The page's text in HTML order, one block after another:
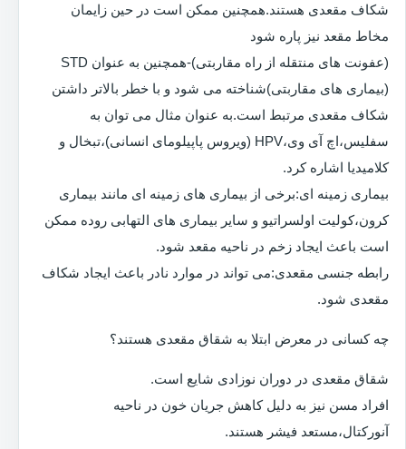
شکاف مقعدی هستند.همچنین ممکن است در حین زایمان
مخاط مقعد نیز پاره شود
(عفونت های منتقله از راه مقاربتی)-همچنین به عنوان STD
(بیماری های مقاربتی)شناخته می شود و با خطر بالاتر داشتن
شکاف مقعدی مرتبط است.به عنوان مثال می توان به
سفلیس،اچ آی وی،HPV (ویروس پاپیلومای انسانی)،تبخال و
کلامیدیا اشاره کرد.
بیماری زمینه ای:برخی از بیماری های زمینه ای مانند بیماری
کرون،کولیت اولسراتیو و سایر بیماری های التهابی روده ممکن
است باعث ایجاد زخم در ناحیه مقعد شود.
رابطه جنسی مقعدی:می تواند در موارد نادر باعث ایجاد شکاف
مقعدی شود.
چه کسانی در معرض ابتلا به شقاق مقعدی هستند؟
شقاق مقعدی در دوران نوزادی شایع است.
افراد مسن نیز به دلیل کاهش جریان خون در ناحیه
آنورکتال،مستعد فیشر هستند.